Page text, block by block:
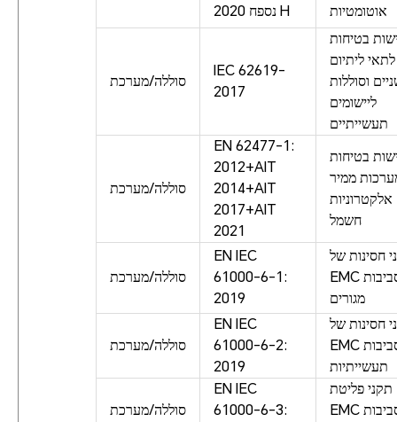
2020 נספח H
אוטומטיות
סוללה/מערכת
IEC 62619-
2017
בטיחות
לתאי ליתיום
וסוללות
ליישומים
תעשייתיים
סוללה/מערכת
EN 62477-1:
2012+AIT
2014+AIT
2017+AIT
2021
בטיחות
ממיר
אלקטרוניות
חשמל
סוללה/מערכת
EN IEC
61000-6-1:
2019
חסינות של
EMC לסביבות
מגורים
סוללה/מערכת
EN IEC
61000-6-2:
2019
חסינות של
EMC לסביבות
תעשייתיות
סוללה/מערכת
EN IEC
61000-6-3:
תקני פליטת
EMC לסביבות